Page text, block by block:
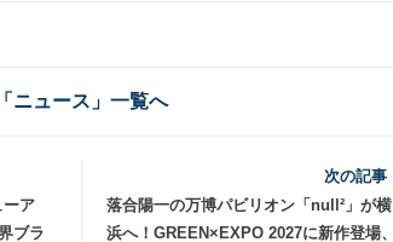
「ニュース」一覧へ
ーア
ブラ
次の記事
落合陽一の万博パビリオン「null²」が横
浜へ！GREEN×EXPO 2027に新作登場、